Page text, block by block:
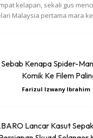
kelapan, sekali gus
Malaysia pertama mara
Kenapa Spider-
Komik Ke Filem
Farizul Izwany Ibrahim
Lancar Kasut